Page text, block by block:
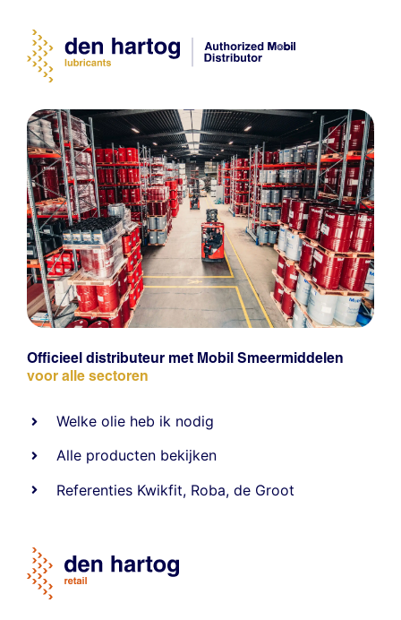
Officieel distributeur met Mobil Smeermiddelen
voor alle sectoren
Welke olie heb ik nodig
Alle producten bekijken
Referenties Kwikfit, Roba,de Groot